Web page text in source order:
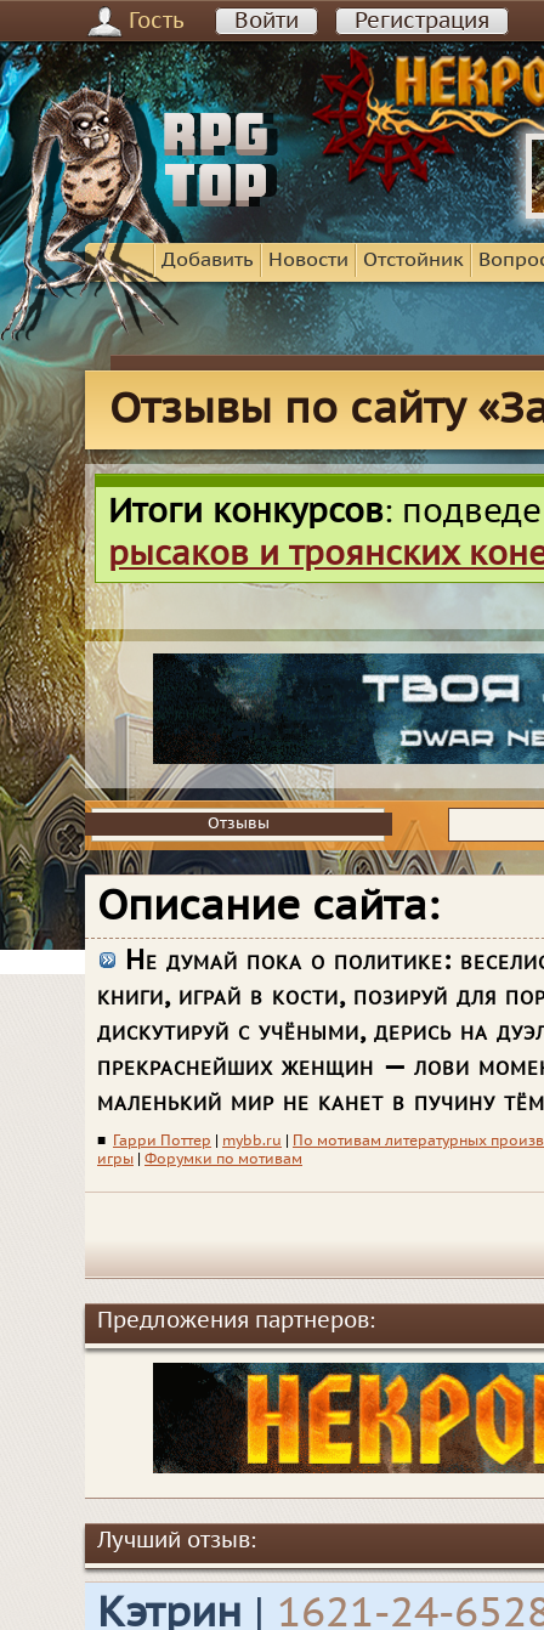
Гость Войти Регистрация
Добавить Новости Отстойник
Отзывы по сайту
Итоги конкурсов:
рысаков и троянских
Отзывы
Отзывы
Описание сайта:
Не думай пока о политике:
книги, играй в кости, позируй для
дискутируй с учёными, дерись на
прекраснейших женщин — лови
маленький мир не канет в пучину
■ Гарри Поттер mybb.ru
По мотивам литературных
игры
Форумки по мотивам
Предложения партнеров:
Лучший отзыв:
Кэтрин | 1621-24-